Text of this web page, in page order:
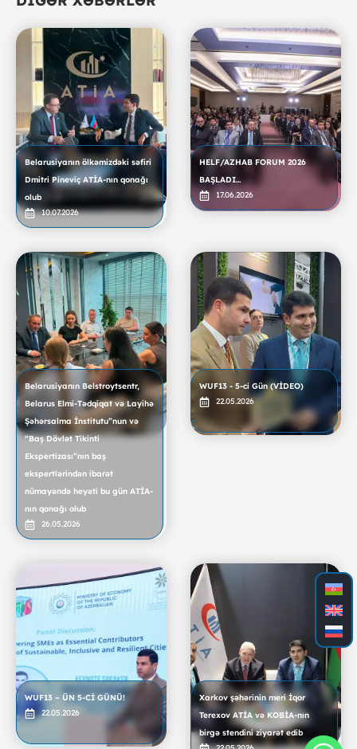
Belarusiyanın ölkəmizdəki səfiri
Dmitri Pineviç ATİA-nın qonağı
olub
10.07.2026
HELF/AZHAB FORUM 2026
BAŞLADI...
17.06.2026
Belarusiyanın Belstroytsentr,
Belarus Elmi-Tədqiqat və Layihə
Şəhərsalma İnstitutu”nun və
“Baş Dövlət Tikinti
Ekspertizası”nın baş
ekspertlərindən ibarət
nümayəndə heyəti bu gün ATİA-
nın qonağı olub
26.05.2026
WUF13 - 5-ci Gün (VİDEO)
22.05.2026
WUF13 – ÜN 5-Cİ GÜNÜ!
22.05.2026
Xarkov şəhərinin meri İqor
Terexov ATİA və KOBİA-nın
birgə stendini ziyarət edib